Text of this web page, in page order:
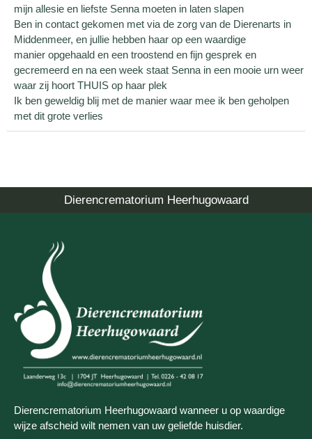
mijn allesie en liefste Senna moeten in laten slapen
Ben in contact gekomen met via de zorg van de Dierenarts in
Middenmeer, en jullie hebben haar op een waardige
manier opgehaald en een troostend en fijn gesprek en
gecremeerd en na een week staat Senna in een mooie urn weer
waar zij hoort THUIS op haar plek
Ik ben geweldig blij met de manier waar mee ik ben geholpen
met dit grote verlies
Dierencrematorium Heerhugowaard
Dierencrematorium Heerhugowaard wanneer u op waardige
wijze afscheid wilt nemen van uw geliefde huisdier.